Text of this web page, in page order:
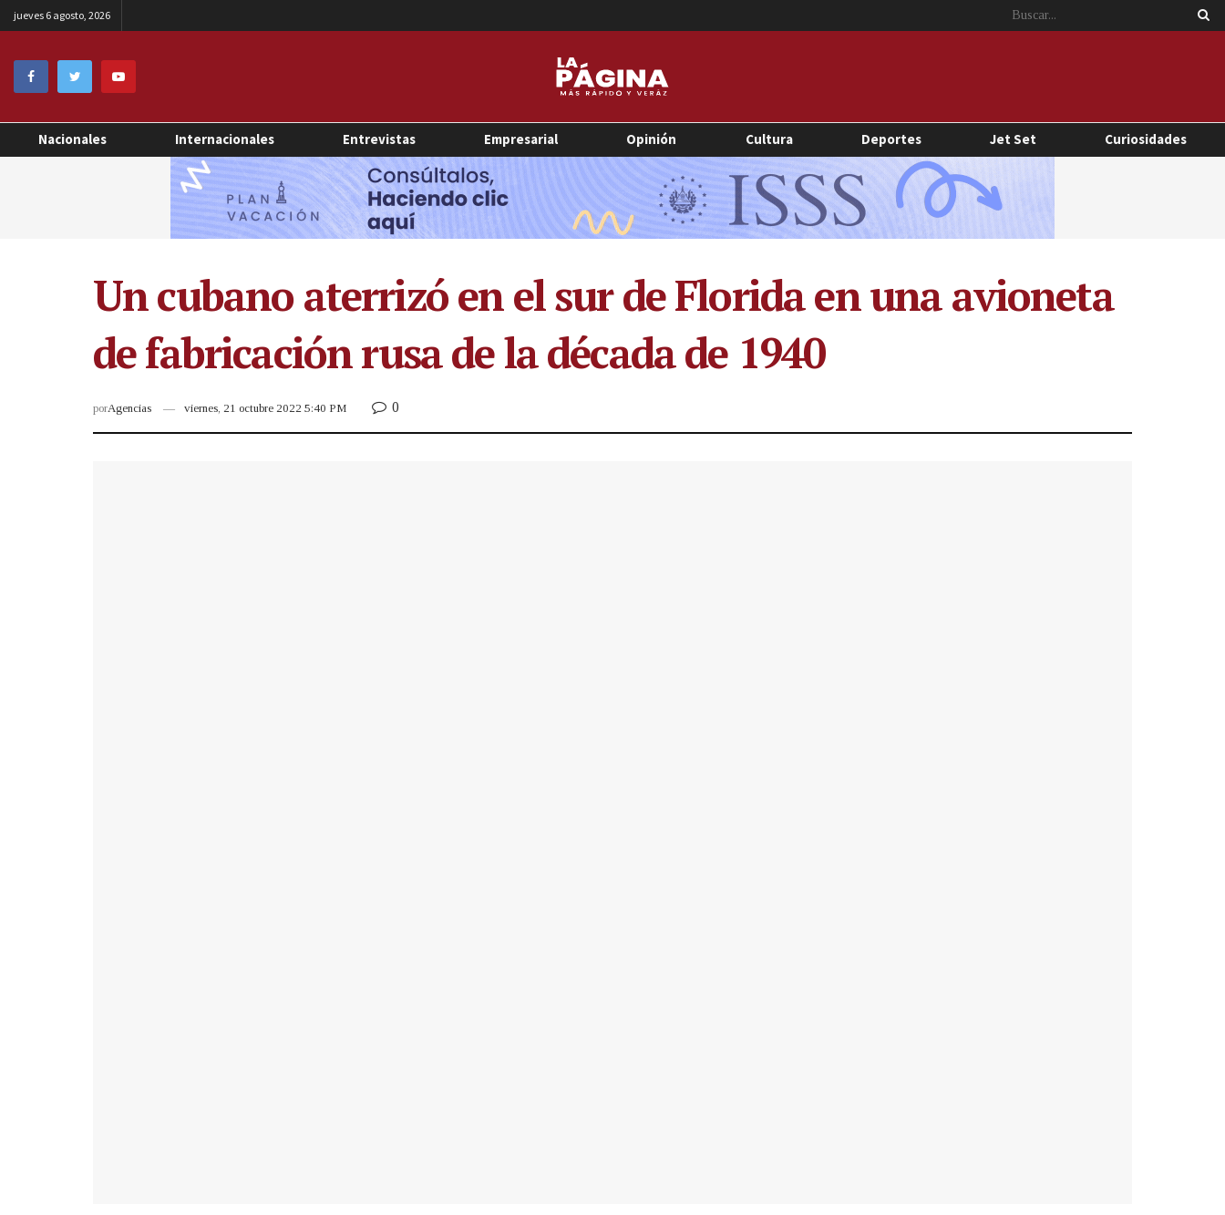
jueves 6 agosto, 2026
Nacionales Internacionales Entrevistas Empresarial Opinión Cultura Deportes Jet Set Curiosidades
Un cubano aterrizó en el sur de Florida en una avioneta
de fabricación rusa de la década de 1940
porAgencias viernes, 21 octubre 2022 5:40 PM 0